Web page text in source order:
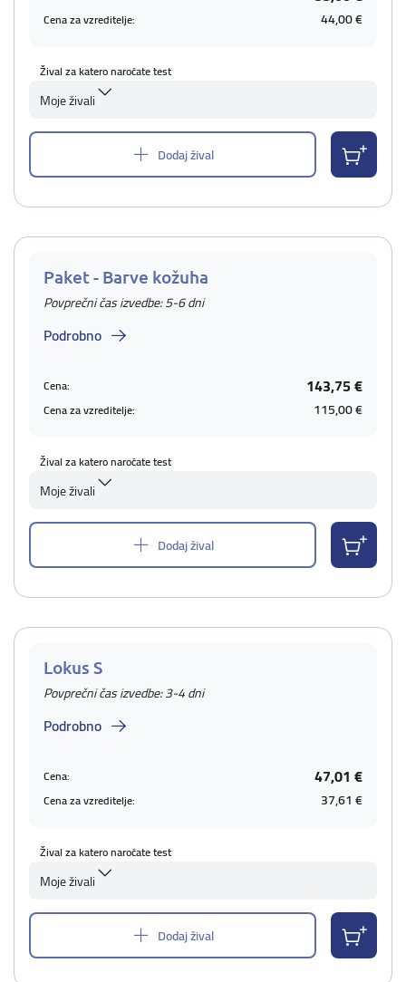
Cena za vzreditelje: 44,00 €
Žival za katero naročate test
Moje živali
Dodaj žival
Paket - Barve kožuha
Povprečni čas izvedbe: 5-6 dni
Podrobno
Cena: 143,75 €
Cena za vzreditelje: 115,00 €
Žival za katero naročate test
Moje živali
Dodaj žival
Lokus S
Povprečni čas izvedbe: 3-4 dni
Podrobno
Cena: 47,01 €
Cena za vzreditelje: 37,61 €
Žival za katero naročate test
Moje živali
Dodaj žival